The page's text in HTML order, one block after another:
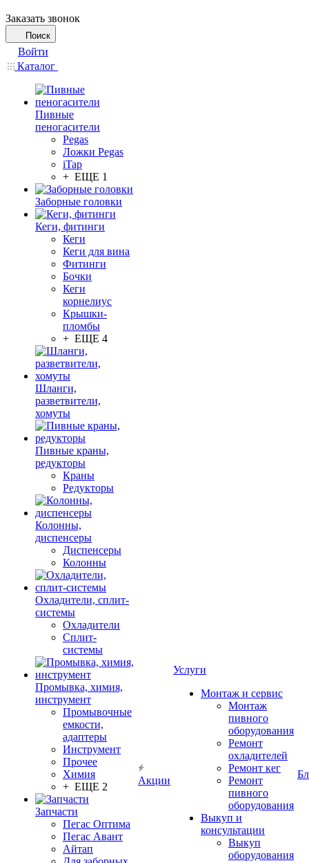
Заказать звонок
Поиск
Войти
Каталог
Пивные
пеногасители
Pegas
Ложки Pegas
iTap
+ ЕЩЕ 1
Заборные головки
Кеги, фитинги
Кеги
Кеги для вина
Фитинги
Бочки
Кеги
корнелиус
Крышки-
пломбы
+ ЕЩЕ 4
Шланги,
разветвители,
хомуты
Пивные краны,
редукторы
Краны
Редукторы
Колонны,
диспенсеры
Диспенсеры
Колонны
Охладители, сплит-
системы
Охладители
Сплит-
системы
Промывка, химия,
инструмент
Промывочные
емкости,
адаптеры
Инструмент
Прочее
Химия
+ ЕЩЕ 2
Запчасти
Пегас Оптима
Пегас Авант
Айтап
Акции
Услуги
Монтаж и сервис
Монтаж
пивного
оборудования
Ремонт
охладителей
Ремонт кег
Ремонт
пивного
оборудования
Выкуп и
консультации
Выкуп
оборудования